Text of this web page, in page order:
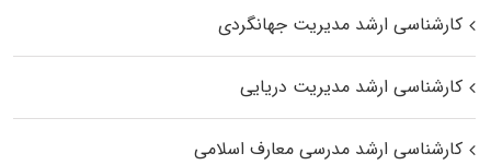
کارشناسی ارشد مدیریت جهانگردی
کارشناسی ارشد مدیریت دریایی
کارشناسی ارشد مدرسی معارف اسلامی